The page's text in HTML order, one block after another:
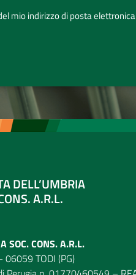
mio indirizzo di posta
DELL’UMBRIA
A.R.L.
SOC. CONS. A.R.L.
06059 TODI (PG)